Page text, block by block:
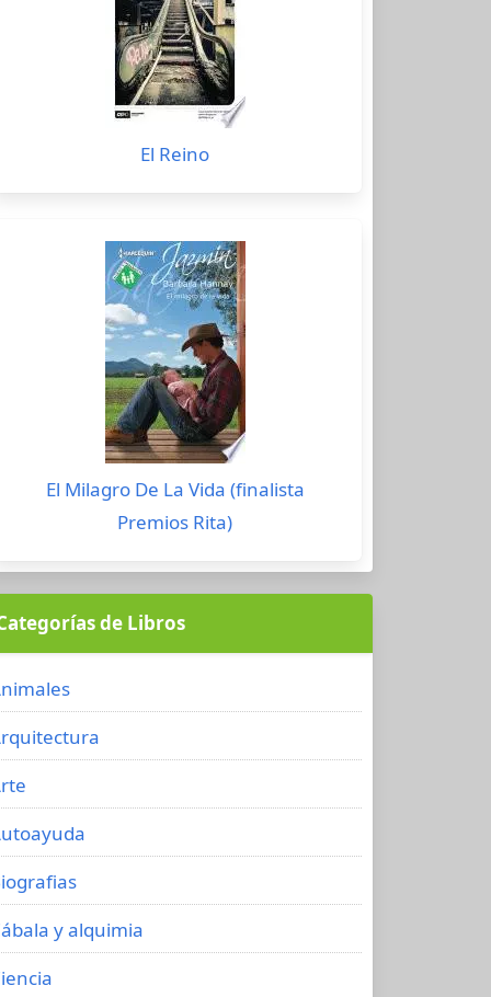
El Reino
El Milagro De La Vida (finalista
Premios Rita)
de Libros
y alquimia